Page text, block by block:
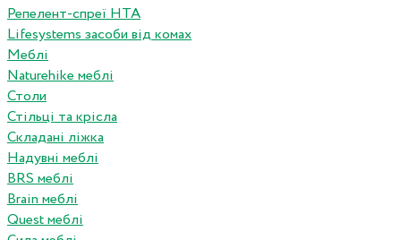
Репелент-спреї HTA
Lifesystems засоби від комах
Меблі
Naturehike меблі
Столи
Стільці та крісла
Складані ліжка
Надувні меблі
BRS меблі
Brain меблі
Quest меблі